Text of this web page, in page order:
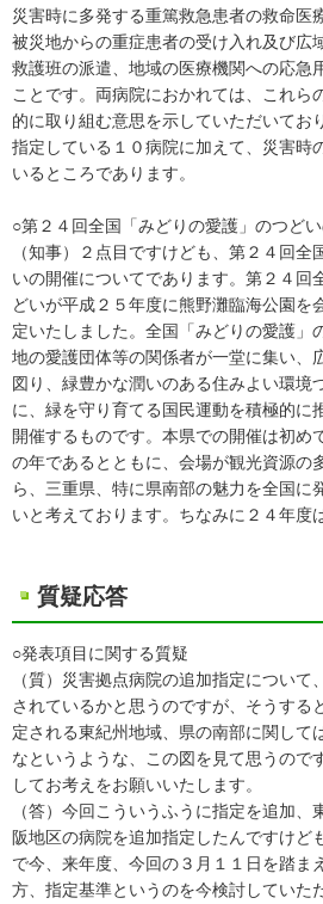
災害時に多発する重篤救急患者の救命医
被災地からの重症患者の受け入れ及び広
救護班の派遣、地域の医療機関への応急
ことです。両病院におかれては、これら
的に取り組む意思を示していただいてお
指定している１０病院に加えて、災害時
いるところであります。
○第２４回全国「みどりの愛護」のつど
（知事）２点目ですけども、第２４回
いの開催についてであります。第２４回
どいが平成２５年度に熊野灘臨海公園を
定いたしました。全国「みどりの愛護」
地の愛護団体等の関係者が一堂に集い、
図り、緑豊かな潤いのある住みよい環境
に、緑を守り育てる国民運動を積極的に
開催するものです。本県での開催は初め
の年であるとともに、会場が観光資源の
ら、三重県、特に県南部の魅力を全国に
いと考えております。ちなみに２４年度
質疑応答
○発表項目に関する質疑
（質）災害拠点病院の追加指定について
されているかと思うのですが、そうする
定される東紀州地域、県の南部に関して
なというような、この図を見て思うので
してお考えをお願いいたします。
（答）今回こういうふうに指定を追加
阪地区の病院を追加指定したんですけど
で今、来年度、今回の３月１１日を踏ま
方、指定基準というのを今検討していた